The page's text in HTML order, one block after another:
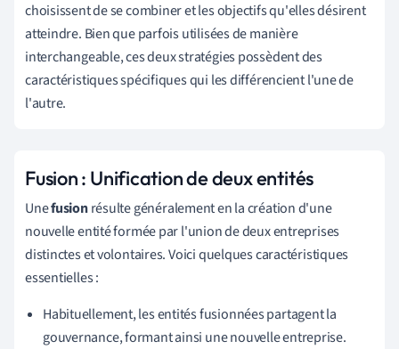
choisissent de se combiner et les objectifs qu'elles désirent
atteindre. Bien que parfois utilisées de manière
interchangeable, ces deux stratégies possèdent des
caractéristiques spécifiques qui les différencient l'une de
l'autre.
Fusion : Unification de deux entités
Unefusionrésulte généralement en la création d'une
nouvelle entité formée par l'union de deux entreprises
distinctes et volontaires. Voici quelques caractéristiques
essentielles :
Habituellement, les entités fusionnées partagent la
gouvernance, formant ainsi une nouvelle entreprise.